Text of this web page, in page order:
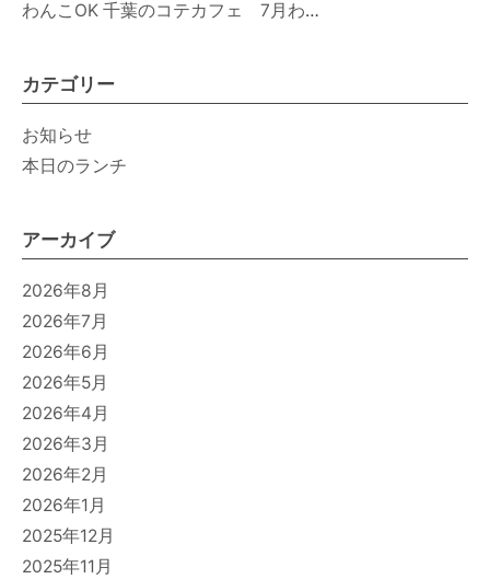
わんこOK 千葉のコテカフェ 7月わんこの日 白身魚とカラフルやさいのオムレツ
カテゴリー
お知らせ
本日のランチ
アーカイブ
2026年8月
2026年7月
2026年6月
2026年5月
2026年4月
2026年3月
2026年2月
2026年1月
2025年12月
2025年11月